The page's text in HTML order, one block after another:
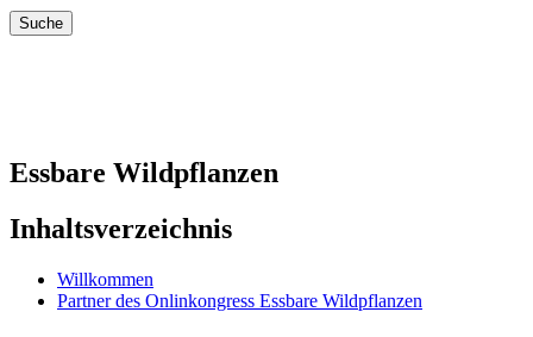
Suche
Essbare Wildpflanzen
Inhaltsverzeichnis
Willkommen
Partner des Onlinkongress Essbare Wildpflanzen